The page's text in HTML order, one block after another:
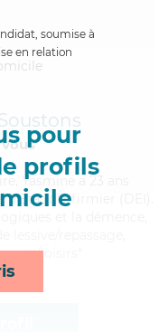
soumise à
en relation
pour
profils
Soustons
Yasmine a 23 ans
d'Etat d'infirmier (DEI).
loisirs*